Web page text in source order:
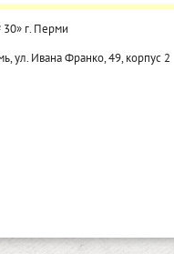
г. Перми
ул. Ивана Франко, 49, корпус 2